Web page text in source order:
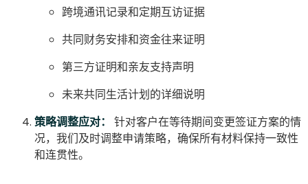
跨境通讯记录和定期互访证据
共同财务安排和资金往来证明
第三方证明和亲友支持声明
未来共同生活计划的详细说明
策略调整应对：
针对客户在等待期间变更签证方案的情
况，我们及时调整申请策略，确保所有材料保持一致性
和连贯性。